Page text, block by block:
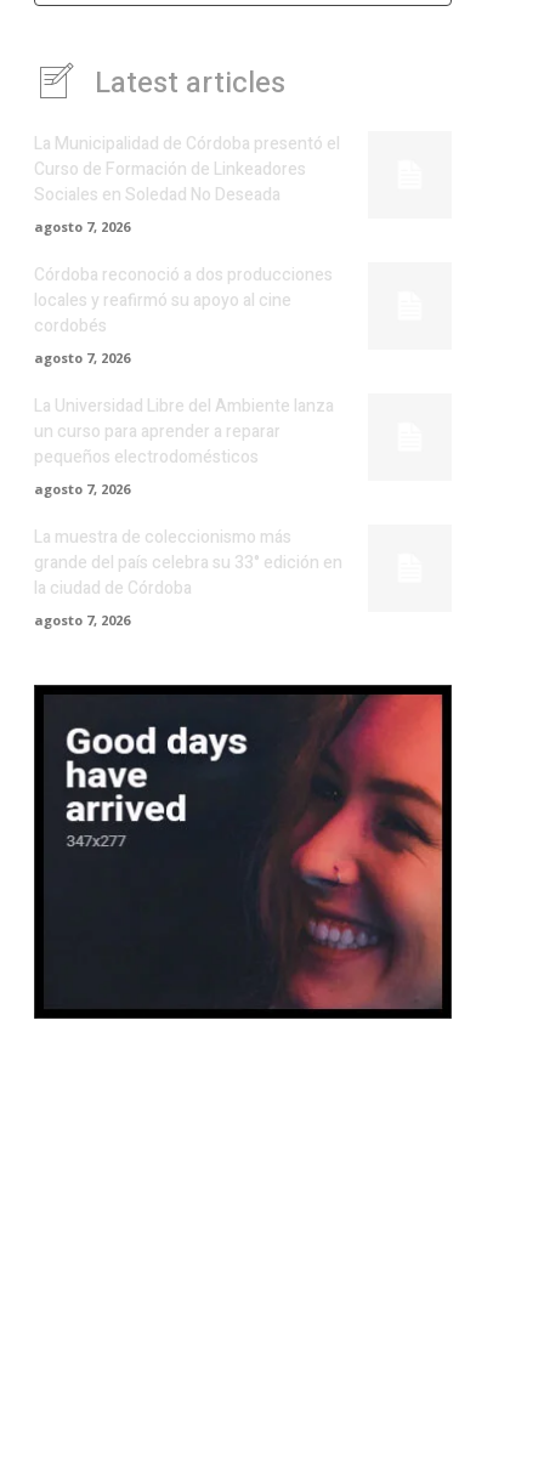
Latest articles
La Municipalidad de Córdoba presentó el
Curso de Formación de Linkeadores
Sociales en Soledad No Deseada
agosto 7, 2026
Córdoba reconoció a dos producciones
locales y reafirmó su apoyo al cine
cordobés
agosto 7, 2026
La Universidad Libre del Ambiente lanza
un curso para aprender a reparar
pequeños electrodomésticos
agosto 7, 2026
La muestra de coleccionismo más
grande del país celebra su 33° edición en
la ciudad de Córdoba
agosto 7, 2026